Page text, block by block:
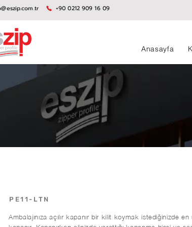
+90 0212 909 16 09
Anasayfa
Ambalajınıza açılır kapanır bir kilit koymak istediğinizde
PE11-LTN